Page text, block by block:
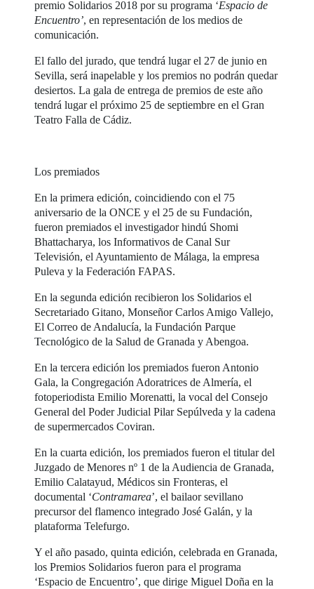
premio Solidarios 2018 por su programa ‘Espacio de
Encuentro’, en representación de los medios de
comunicación.
El fallo del jurado, que tendrá lugar el 27 de junio en
Sevilla, será inapelable y los premios no podrán quedar
desiertos. La gala de entrega de premios de este año
tendrá lugar el próximo 25 de septiembre en el Gran
Teatro Falla de Cádiz.
Los premiados
En la primera edición, coincidiendo con el 75
aniversario de la ONCE y el 25 de su Fundación,
fueron premiados el investigador hindú Shomi
Bhattacharya, los Informativos de Canal Sur
Televisión, el Ayuntamiento de Málaga, la empresa
Puleva y la Federación FAPAS.
En la segunda edición recibieron los Solidarios el
Secretariado Gitano, Monseñor Carlos Amigo Vallejo,
El Correo de Andalucía, la Fundación Parque
Tecnológico de la Salud de Granada y Abengoa.
En la tercera edición los premiados fueron Antonio
Gala, la Congregación Adoratrices de Almería, el
fotoperiodista Emilio Morenatti, la vocal del Consejo
General del Poder Judicial Pilar Sepúlveda y la cadena
de supermercados Coviran.
En la cuarta edición, los premiados fueron el titular del
Juzgado de Menores nº 1 de la Audiencia de Granada,
Emilio Calatayud, Médicos sin Fronteras, el
documental ‘Contramarea’, el bailaor sevillano
precursor del flamenco integrado José Galán, y la
plataforma Telefurgo.
Y el año pasado, quinta edición, celebrada en Granada,
los Premios Solidarios fueron para el programa
‘Espacio de Encuentro’, que dirige Miguel Doña en la